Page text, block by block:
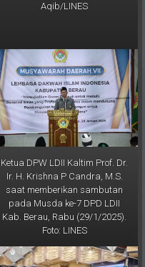
Ketua DPW LDII Kaltim Prof. Dr.
Ir. H. Krishna P Candra, M.S.
saat memberikan sambutan
pada Musda ke-7 DPD LDII
Kab. Berau, Rabu (29/1/2025).
Foto: LINES